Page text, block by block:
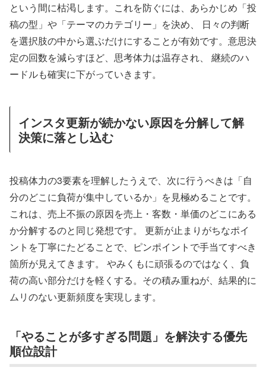
という間に枯渇します。これを防ぐには、あらかじめ「投
稿の型」や「テーマのカテゴリー」を決め、 日々の判断
を選択肢の中から選ぶだけにすることが有効です。意思決
定の回数を減らすほど、思考体力は温存され、 継続のハ
ードルも確実に下がっていきます。
インスタ更新が続かない原因を分解して解
決策に落とし込む
投稿体力の3要素を理解したうえで、次に行うべきは「自
分のどこに負荷が集中しているか」を見極めることです。
これは、売上不振の原因を売上・客数・単価のどこにある
か分解するのと同じ発想です。 更新が止まりがちなポイ
ントを丁寧にたどることで、ピンポイントで手当てすべき
箇所が見えてきます。 やみくもに頑張るのではなく、負
荷の高い部分だけを軽くする。その積み重ねが、結果的に
ムリのない更新頻度を実現します。
「やることが多すぎる問題」を解決する優先
順位設計